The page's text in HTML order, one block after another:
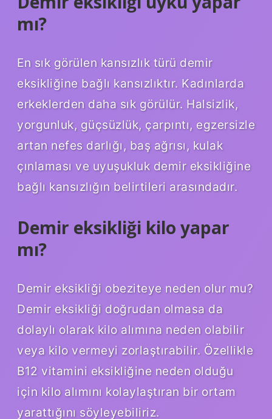
mı?
En sık görülen kansızlık türü demir
eksikliğine bağlı kansızlıktır. Kadınlarda
erkeklerden daha sık görülür. Halsizlik,
yorgunluk, güçsüzlük, çarpıntı, egzersizle
artan nefes darlığı, baş ağrısı, kulak
çınlaması ve uyuşukluk demir eksikliğine
bağlı kansızlığın belirtileri arasındadır.
Demir eksikliği kilo yapar
mı?
Demir eksikliği obeziteye neden olur mu?
Demir eksikliği doğrudan olmasa da
dolaylı olarak kilo alımına neden olabilir
veya kilo vermeyi zorlaştırabilir. Özellikle
B12 vitamini eksikliğine neden olduğu
için kilo alımını kolaylaştıran bir ortam
yarattığını söyleyebiliriz.